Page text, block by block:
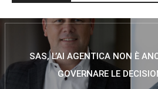
SAS, L’AI AGENTICA NON È
GOVERNARE LE